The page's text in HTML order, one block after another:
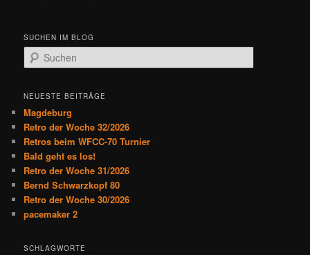
SUCHEN IM BLOG
u
h
n
NEUESTE BEITRÄGE
Magdeburg
Retro der Woche 32/2026
Retros beim WFCC-70 Turnier
Bald geht es los!
Retro der Woche 31/2026
Bernd Schwarzkopf 80
Retro der Woche 30/2026
pacemaker 2
SCHLAGWORTE